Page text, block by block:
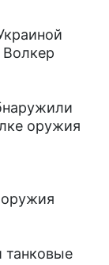
Волкер
оружия
танковые